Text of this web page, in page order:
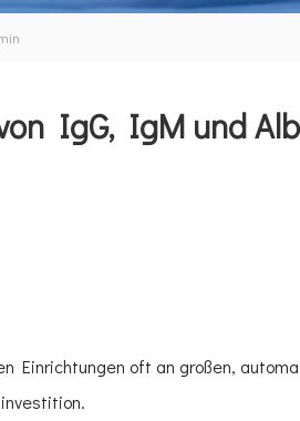
IgG, IgM und
Einrichtungen oft an großen,